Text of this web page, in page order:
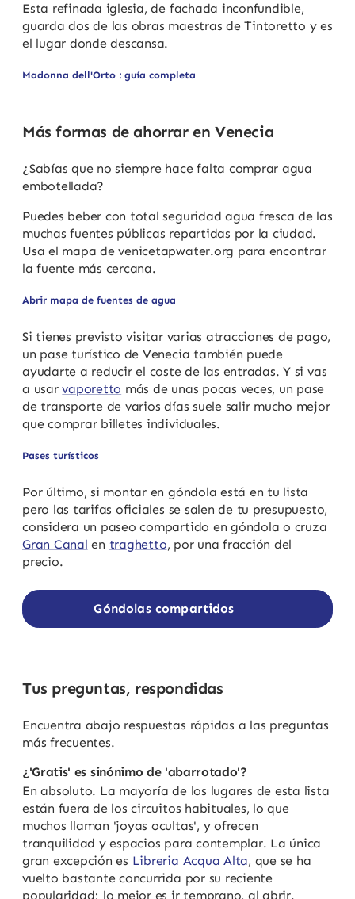
Esta refinada iglesia, de fachada inconfundible,
guarda dos de las obras maestras de Tintoretto y es
el lugar donde descansa.
Madonna dell'Orto : guía completa
Más formas de ahorrar en Venecia
¿Sabías que no siempre hace falta comprar agua
embotellada?
Puedes beber con total seguridad agua fresca de las
muchas fuentes públicas repartidas por la ciudad.
Usa el mapa de venicetapwater.org para encontrar
la fuente más cercana.
Abrir mapa de fuentes de agua
Si tienes previsto visitar varias atracciones de pago,
un pase turístico de Venecia también puede
ayudarte a reducir el coste de las entradas. Y si vas
a usarvaporetto más de unas pocas veces, un pase
de transporte de varios días suele salir mucho mejor
que comprar billetes individuales.
Pases turísticos
Por último, si montar en góndola está en tu lista
pero las tarifas oficiales se salen de tu presupuesto,
considera un paseo compartido en góndola o cruza
Gran Canal en traghetto, por una fracción del
precio.
Góndolas compartidos
Tus preguntas, respondidas
Encuentra abajo respuestas rápidas a las preguntas
más frecuentes.
¿'Gratis' es sinónimo de 'abarrotado'?
En absoluto. La mayoría de los lugares de esta lista
están fuera de los circuitos habituales, lo que
muchos llaman 'joyas ocultas', y ofrecen
tranquilidad y espacios para contemplar. La única
gran excepción es Libreria Acqua Alta, que se ha
vuelto bastante concurrida por su reciente
popularidad; lo mejor es ir temprano, al abrir.